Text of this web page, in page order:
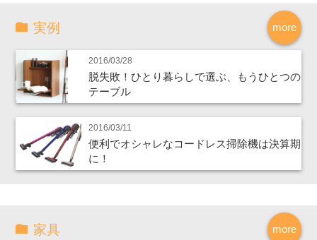
more
実例
2016/03/28
脱失敗！ひとり暮らしで選ぶ、もうひとつの
テーブル
2016/03/11
便利でオシャレなコードレス掃除機は決算期
に！
more
家具